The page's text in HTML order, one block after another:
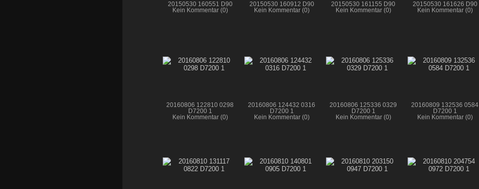
20150530 160551 D90
Kein Kommentar (0)
20150530 160912 D90
Kein Kommentar (0)
20150530 161155 D90
Kein Kommentar (0)
20150530 161626 D90
Kein Kommentar (0)
20160806 122810 0298
D7200 1
Kein Kommentar (0)
20160806 124432 0316
D7200 1
Kein Kommentar (0)
20160806 125336 0329
D7200 1
Kein Kommentar (0)
20160809 132536 0584
D7200 1
Kein Kommentar (0)